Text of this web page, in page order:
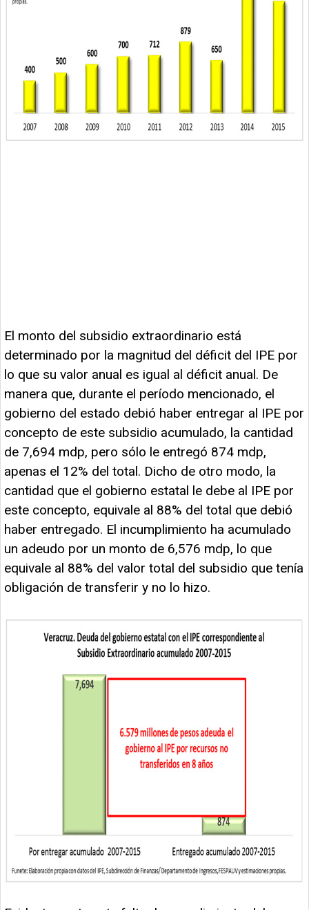
El monto del subsidio extraordinario está
determinado por la magnitud del déficit del IPE por
lo que su valor anual es igual al déficit anual. De
manera que, durante el período mencionado, el
gobierno del estado debió haber entregar al IPE por
concepto de este subsidio acumulado, la cantidad
de 7,694 mdp, pero sólo le entregó 874 mdp,
apenas el 12% del total. Dicho de otro modo, la
cantidad que el gobierno estatal le debe al IPE por
este concepto, equivale al 88% del total que debió
haber entregado. El incumplimiento ha acumulado
un adeudo por un monto de 6,576 mdp, lo que
equivale al 88% del valor total del subsidio que tenía
obligación de transferir y no lo hizo.